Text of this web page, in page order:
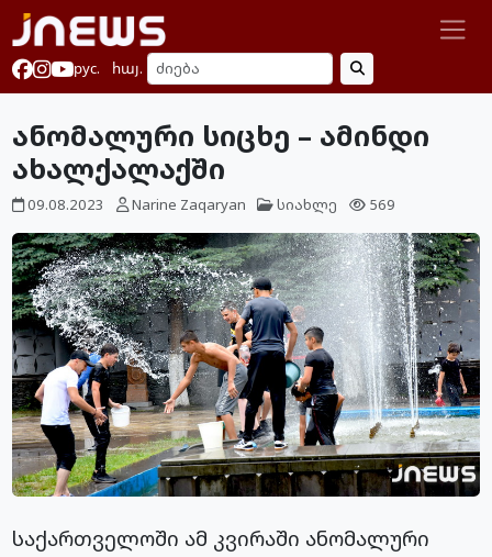
рус. հայ.
ანომალური სიცხე – ამინდი
ახალქალაქში
09.08.2023 Narine Zaqaryan სიახლე 569
საქართველოში ამ კვირაში ანომალური